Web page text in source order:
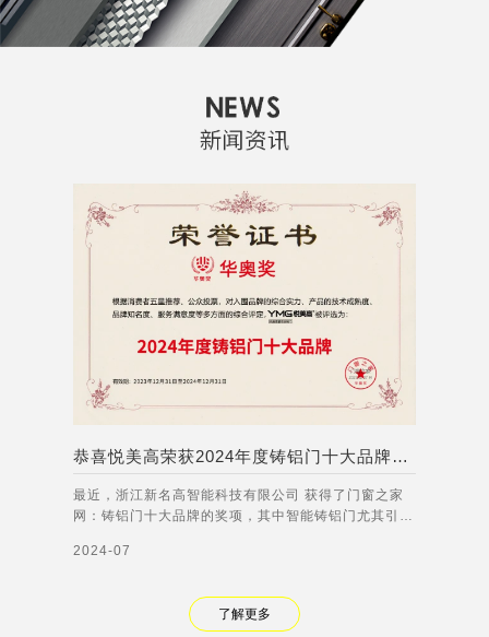
恭喜悦美高荣获2024年度铸铝门十大品牌称号！
最近，浙江新名高智能科技有限公司 获得了门窗之家
网：铸铝门十大品牌的奖项，其中智能铸铝门尤其引人
现人脸识别、语音交互、远程控制等功能。无论是在家
禁管理的安全性和便利性，满足不同客户的需
2024-07
了解更多